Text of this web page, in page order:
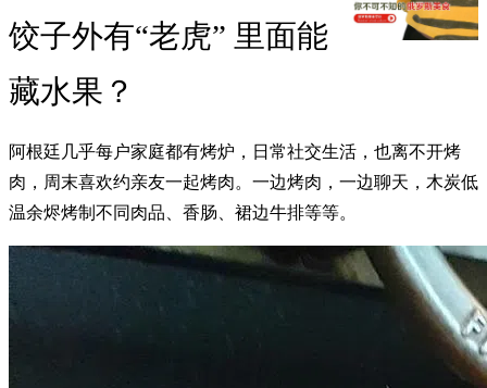
饺子外有“老虎” 里面能
藏水果？
阿根廷几乎每户家庭都有烤炉，日常社交生活，也离不开烤
肉，周末喜欢约亲友一起烤肉。一边烤肉，一边聊天，木炭低
温余烬烤制不同肉品、香肠、裙边牛排等等。